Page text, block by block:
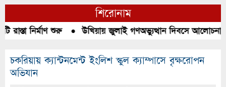
শিরোনাম
নির্মাণ শুরু●উখিয়ায় জুলাই গণঅভ্যুত্থান দিবসে আলোচনা,
চকরিয়ায় ক্যান্টনমেন্ট ইংলিশ স্কুল ক্যাম্পাসে বৃক্ষরোপন
অভিযান